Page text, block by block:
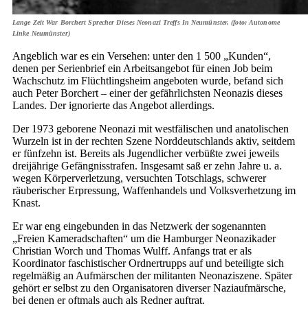
Lange Zeit War Borchert Sprecher Dieses Neonazi Treffs In Neumünster. (foto: Autonome
Linke Neumünster)
Angeblich war es ein Versehen: unter den 1 500 „Kunden“,
denen per Serienbrief ein Arbeitsangebot für einen Job beim
Wachschutz im Flüchtlingsheim angeboten wurde, befand sich
auch Peter Borchert – einer der gefährlichsten Neonazis dieses
Landes. Der ignorierte das Angebot allerdings.
Der 1973 geborene Neonazi mit westfälischen und anatolischen
Wurzeln ist in der rechten Szene Norddeutschlands aktiv, seitdem
er fünfzehn ist. Bereits als Jugendlicher verbüßte zwei jeweils
dreijährige Gefängnisstrafen. Insgesamt saß er zehn Jahre u. a.
wegen Körperverletzung, versuchten Totschlags, schwerer
räuberischer Erpressung, Waffenhandels und Volksverhetzung im
Knast.
Er war eng eingebunden in das Netzwerk der sogenannten
„Freien Kameradschaften“ um die Hamburger Neonazikader
Christian Worch und Thomas Wulff. Anfangs trat er als
Koordinator faschistischer Ordnertrupps auf und beteiligte sich
regelmäßig an Aufmärschen der militanten Neonaziszene. Später
gehört er selbst zu den Organisatoren diverser Naziaufmärsche,
bei denen er oftmals auch als Redner auftrat.